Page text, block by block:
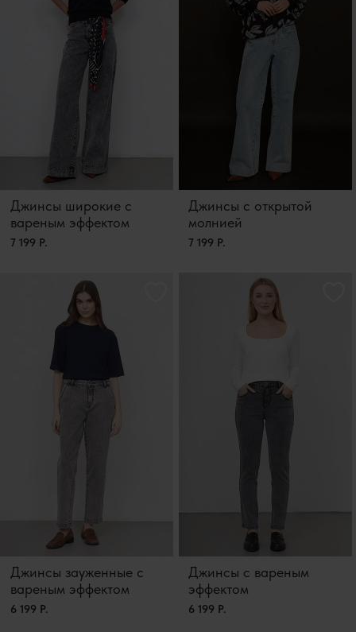
Джинсы широкие с
вареным эффектом
7 199 Р.
Джинсы с открытой
молнией
7 199 Р.
Джинсы зауженные с
вареным эффектом
6 199 Р.
Джинсы с вареным
эффектом
6 199 Р.